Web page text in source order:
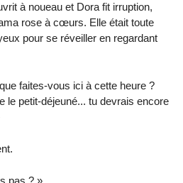
à noueau et Dora fit irruption,
rose à cœurs. Elle était toute
pour se réveiller en regardant
faites-vous ici à cette heure ?
le petit-déjeuné... tu devrais encore
pas ? »